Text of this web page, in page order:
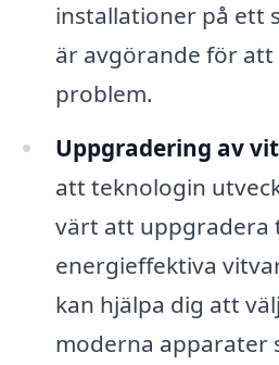
installationer på ett
är avgörande för
problem.
Uppgradering av
att teknologin
värt att uppgradera
energieffektiva
kan hjälpa dig att
moderna apparater